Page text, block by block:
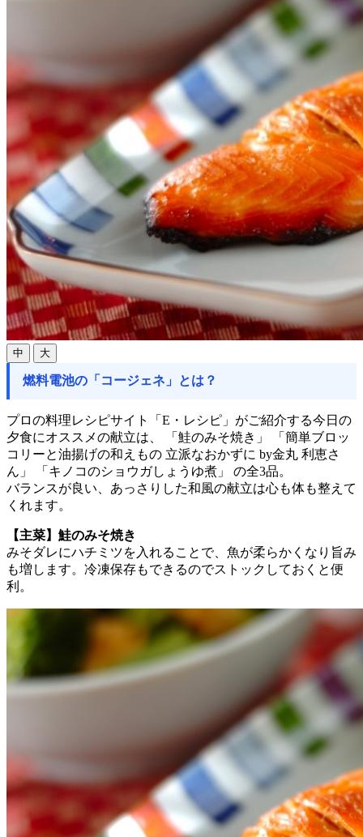
中 大
燃料電池の「コージェネ」とは？
プロの料理レシピサイト「E・レシピ」がご紹介する今日の
夕食にオススメの献立は、 「鮭のみそ焼き」 「簡単ブロッ
コリーと油揚げの和えもの 立派なおかずに by金丸 利恵さ
ん」 「キノコのショウガしょうゆ煮」 の全3品。
バランスが良い、あっさりした和風の献立は心も体も整えて
くれます。
【主菜】鮭のみそ焼き
みそダレにハチミツを入れることで、魚が柔らかくなり旨み
も増します。冷凍保存もできるのでストックしておくと便
利。